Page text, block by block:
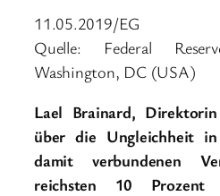
11.05.2019/EG
Quelle: Federal
Washington, DC (USA)
Lael Brainard,
über die Ungleichheit
damit verbundenen
reichsten 10